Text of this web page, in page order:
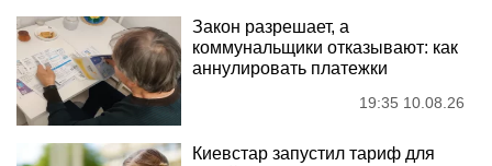
Закон разрешает, а
коммунальщики отказывают: как
аннулировать платежки
19:35 10.08.26
Киевстар запустил тариф для